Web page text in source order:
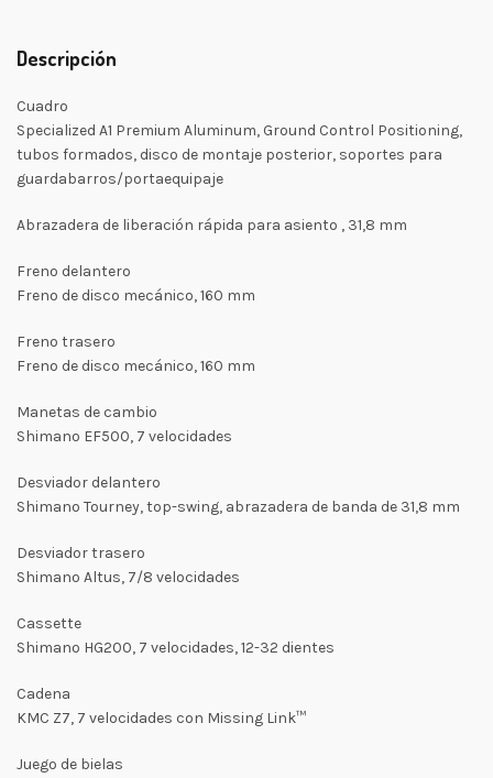
Descripción
Cuadro
Specialized A1 Premium Aluminum, Ground Control Positioning,
tubos formados, disco de montaje posterior, soportes para
guardabarros/portaequipaje
Abrazadera de liberación rápida para asiento , 31,8 mm
Freno delantero
Freno de disco mecánico, 160 mm
Freno trasero
Freno de disco mecánico, 160 mm
Manetas de cambio
Shimano EF500, 7 velocidades
Desviador delantero
Shimano Tourney, top-swing, abrazadera de banda de 31,8 mm
Desviador trasero
Shimano Altus, 7/8 velocidades
Cassette
Shimano HG200, 7 velocidades, 12-32 dientes
Cadena
KMC Z7, 7 velocidades con Missing Link™
Juego de bielas